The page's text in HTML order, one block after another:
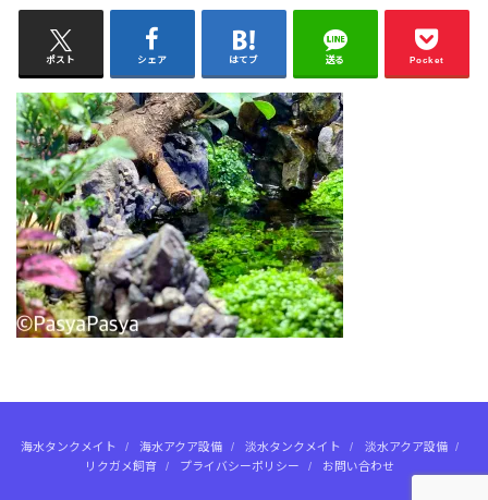
ポスト シェア はてブ 送る Pocket
海水タンクメイト 海水アクア設備 淡水タンクメイト
淡水アクア設備
リクガメ飼育
プライバシーポリシー お問い合わせ